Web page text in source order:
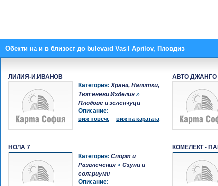
Обекти на и в близост до bulevard Vasil Aprilov, Пловдив
ЛИЛИЯ-И.ИВАНОВ
Категория: Храни, Напитки,
Тютеневи Изделия»
Плодове и зеленчуци
Описание:
виж повече виж на каратата
АВТО ДЖАНГО
НОЛА 7
Категория: Спорт и
Развлечения» Сауни и
солариуми
Описание:
КОМЕЛЕКТ -